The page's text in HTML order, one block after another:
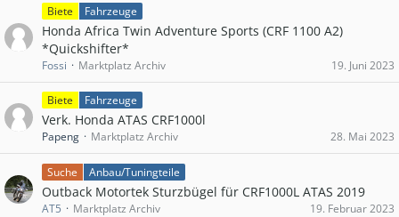
Biete Fahrzeuge
Honda Africa Twin Adventure Sports (CRF 1100 A2)
*Quickshifter*
Fossi Marktplatz Archiv 19. Juni 2023
Biete Fahrzeuge
Verk. Honda ATAS CRF1000l
Papeng Marktplatz Archiv 28. Mai 2023
Suche Anbau/Tuningteile
Outback Motortek Sturzbügel für CRF1000L ATAS 2019
AT5 Marktplatz Archiv 19. Februar 2023